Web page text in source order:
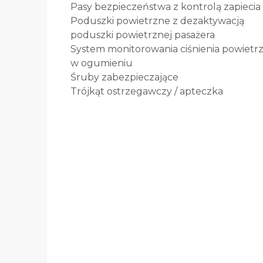
Pasy bezpieczeństwa z kontrolą zapiecia
Poduszki powietrzne z dezaktywacją
poduszki powietrznej pasażera
System monitorowania ciśnienia
w ogumieniu
Śruby zabezpieczające
Trójkąt ostrzegawczy / apteczka